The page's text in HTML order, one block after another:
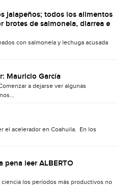
jalapeños; todos los alimentos
brotes de salmonela, diarrea e
con salmonela y lechuga acusada
Mauricio García
a dejarse ver algunas
el acelerador en Coahuila. En los
pena leer ALBERTO
ciencia los períodos más productivos no